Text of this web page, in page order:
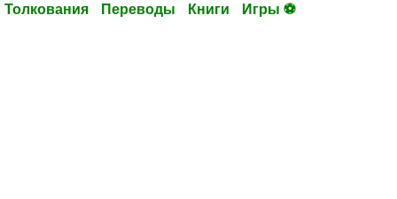
Толкования Переводы Книги Игры ⚽